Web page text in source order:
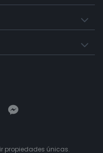
propiedades únicas.